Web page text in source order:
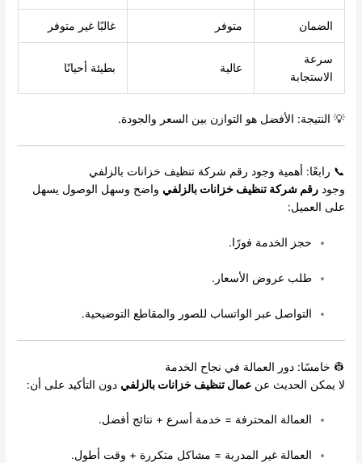
الضمان متوفر غالبًا غير متوفر
سرعة
الاستجابة
عالية بطيئة أحيانًا
💡 النتيجة: الأفضل هو التوازن بين السعر والجودة.
📞 رابعًا: أهمية وجود رقم شركة تنظيف خزانات بالزلفي
وجودرقم شركة تنظيف خزانات بالزلفي واضح وسهل الوصول يسهل
على العميل:
حجز الخدمة فورًا.
طلب عروض الأسعار.
التواصل عبر الواتساب للصور والمقاطع التوضيحية.
👷 خامسًا: دور العمالة في نجاح الخدمة
لا يمكن الحديث عنعمال تنظيف خزانات بالزلفي دون التأكيد على أن:
العمالة المحترفة = خدمة أسرع + نتائج أفضل.
العمالة غير المدربة = مشاكل متكررة + وقت أطول.